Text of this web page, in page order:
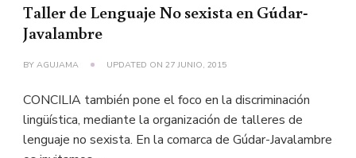
Taller de Lenguaje No sexista en Gúdar-
Javalambre
BY AGUJAMA UPDATED ON 27 JUNIO, 2015
CONCILIA también pone el foco en la discriminación
lingüística, mediante la organización de talleres de
lenguaje no sexista. En la comarca de Gúdar-Javalambre